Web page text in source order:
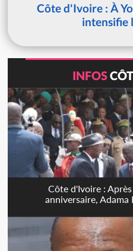
Côte d'Ivoire : À
intensifie
INFOS
Côte d'Ivoire :
anniversaire, Adama